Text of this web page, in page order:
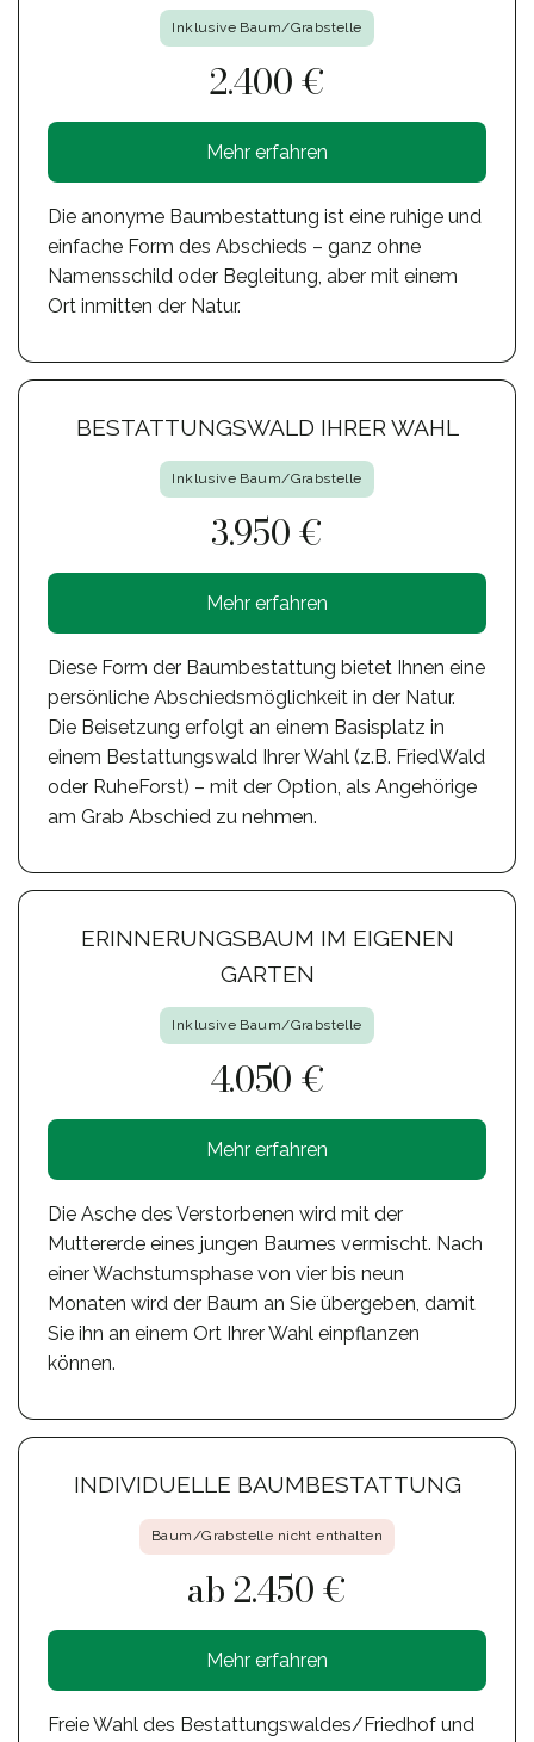
Inklusive Baum/Grabstelle
2.400 €
Mehr erfahren
Die anonyme Baumbestattung ist eine ruhige und
einfache Form des Abschieds – ganz ohne
Namensschild oder Begleitung, aber mit einem
Ort inmitten der Natur.
BESTATTUNGSWALD IHRER WAHL
Inklusive Baum/Grabstelle
3.950 €
Mehr erfahren
Diese Form der Baumbestattung bietet Ihnen eine
persönliche Abschiedsmöglichkeit in der Natur.
Die Beisetzung erfolgt an einem Basisplatz in
einem Bestattungswald Ihrer Wahl (z.B. FriedWald
oder RuheForst) – mit der Option, als Angehörige
am Grab Abschied zu nehmen.
ERINNERUNGSBAUM IM EIGENEN
GARTEN
Inklusive Baum/Grabstelle
4.050 €
Mehr erfahren
Die Asche des Verstorbenen wird mit der
Muttererde eines jungen Baumes vermischt. Nach
einer Wachstumsphase von vier bis neun
Monaten wird der Baum an Sie übergeben, damit
Sie ihn an einem Ort Ihrer Wahl einpflanzen
können.
INDIVIDUELLE BAUMBESTATTUNG
Baum/Grabstelle nicht enthalten
ab 2.450 €
Mehr erfahren
Freie Wahl des Bestattungswaldes/Friedhof und